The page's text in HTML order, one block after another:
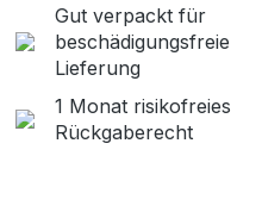
Gut verpackt für
beschädigungsfreie
Lieferung
1 Monat risikofreies
Rückgaberecht